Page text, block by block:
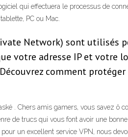
qui effectuera le processus de
PC ou Mac.
Network) sont utilisés
votre adresse IP et votre
comment
. Chers amis gamers, vous savez ô
de trucs qui vous font avoir une
un excellent service VPN, nous